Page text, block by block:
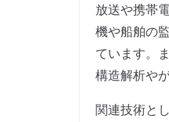
放送や携帯
機や船舶の
ています。
構造解析や
関連技術と